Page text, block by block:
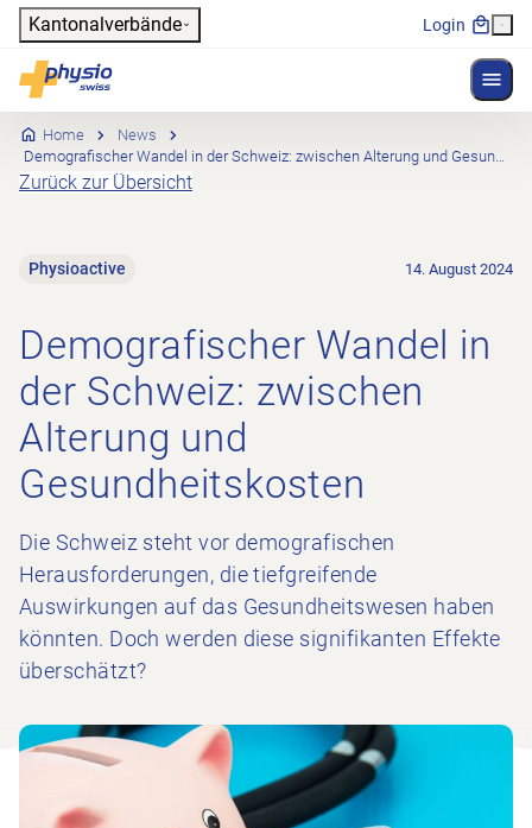
Header
Kantonalverbände Login
Physioswiss
Hauptnavigation
Home
News
Demografischer Wandel in der Schweiz: zwischen Alterung und Gesundheitskosten
Zurück zur Übersicht
Physioactive 14. August 2024
Demografischer Wandel in
der Schweiz: zwischen
Alterung und
Gesundheitskosten
Die Schweiz steht vor demografischen
Herausforderungen, die tiefgreifende
Auswirkungen auf das Gesundheitswesen haben
könnten. Doch werden diese signifikanten Effekte
überschätzt?